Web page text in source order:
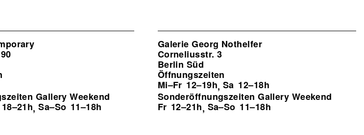
Gallery Weekend
18–21h,Sa–So 11–18h
Galerie Georg Nothelfer
Corneliusstr. 3
Berlin Süd
Öffnungszeiten
Mi–Fr 12–19h, Sa 12–18h
Sonderöffnungszeiten Gallery Weekend
Fr 12–21h, Sa–So 11–18h